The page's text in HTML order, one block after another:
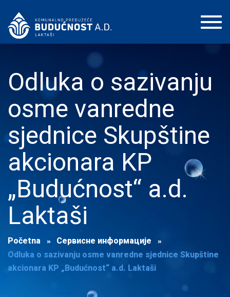
Odluka o sazivanju
osme vanredne
sjednice Skupštine
akcionara KP
„Budućnost“ a.d.
Laktaši
Početna
Сервисне информације
Odluka o sazivanju osme vanredne sjednice Skupštine
akcionara KP „Budućnost“ a.d. Laktaši